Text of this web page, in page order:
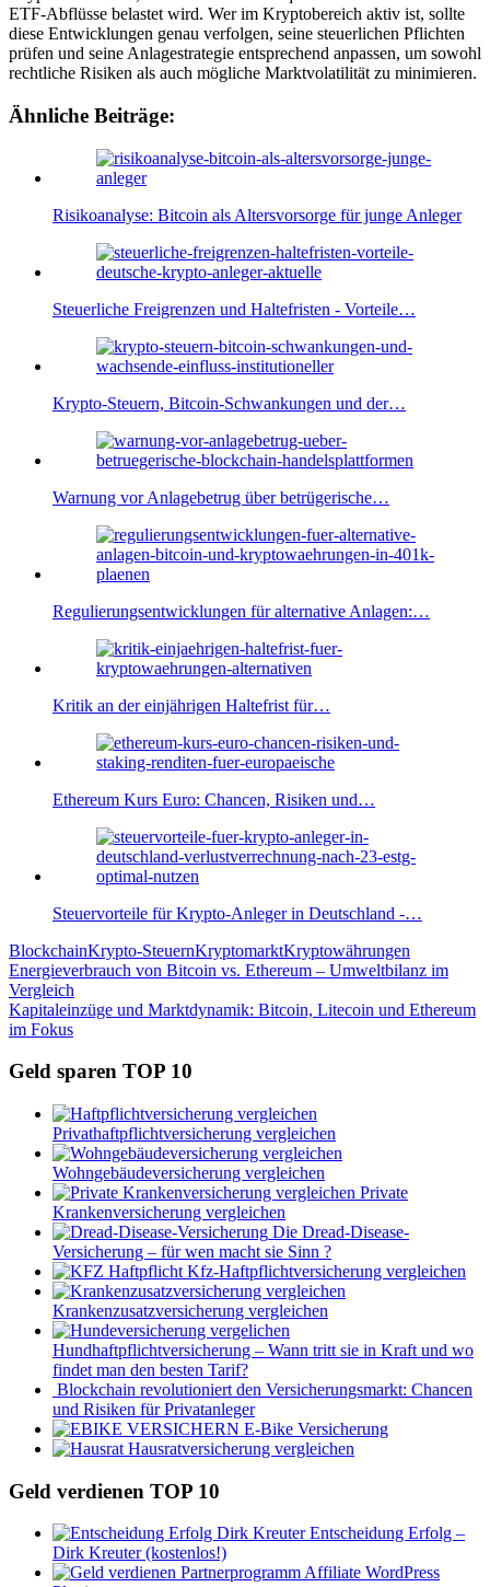
ETF-Abflüsse belastet wird. Wer im Kryptobereich aktiv ist, sollte
diese Entwicklungen genau verfolgen, seine steuerlichen Pflichten
prüfen und seine Anlagestrategie entsprechend anpassen, um sowohl
rechtliche Risiken als auch mögliche Marktvolatilität zu minimieren.
Ähnliche Beiträge:
Risikoanalyse: Bitcoin als Altersvorsorge für junge Anleger
Steuerliche Freigrenzen und Haltefristen - Vorteile…
Krypto-Steuern, Bitcoin-Schwankungen und der…
Warnung vor Anlagebetrug über betrügerische…
Regulierungsentwicklungen für alternative Anlagen:…
Kritik an der einjährigen Haltefrist für…
Ethereum Kurs Euro: Chancen, Risiken und…
Steuervorteile für Krypto-Anleger in Deutschland -…
BlockchainKrypto-SteuernKryptomarktKryptowährungen
Beitragsnavigation
Vorheriger
Beitrag:
Energieverbrauch von Bitcoin vs. Ethereum – Umweltbilanz im
Vergleich
Nächster
Beitrag:
Kapitaleinzüge und Marktdynamik: Bitcoin, Litecoin und Ethereum
im Fokus
Geld sparen TOP 10
Privathaftpflichtversicherung vergleichen
Wohngebäudeversicherung vergleichen
Private
Krankenversicherung vergleichen
Die Dread-Disease-
Versicherung – für wen macht sie Sinn ?
Kfz-Haftpflichtversicherung vergleichen
Krankenzusatzversicherung vergleichen
Hundhaftpflichtversicherung – Wann tritt sie in Kraft und wo
findet man den besten Tarif?
Blockchain revolutioniert den Versicherungsmarkt: Chancen
und Risiken für Privatanleger
E-Bike Versicherung
Hausratversicherung vergleichen
Geld verdienen TOP 10
Entscheidung Erfolg –
Dirk Kreuter (kostenlos!)
Affiliate WordPress